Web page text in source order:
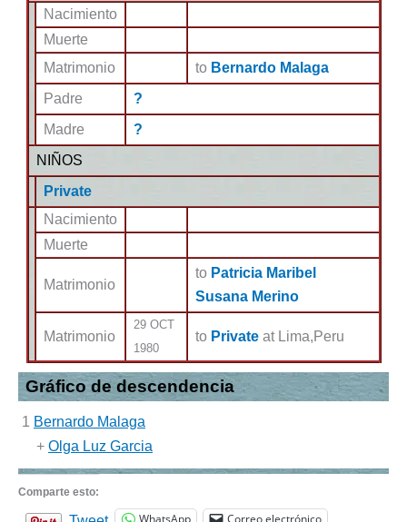
Nacimiento
Muerte
Matrimonio
to Bernardo Malaga
Padre
?
Madre
?
NIÑOS
Private
Nacimiento
Muerte
Matrimonio
to Patricia Maribel
Susana Merino
Matrimonio
29 OCT
1980
to Private at Lima,Peru
Gráfico de descendencia
1 Bernardo Malaga
+ Olga Luz Garcia
Comparte esto:
WhatsApp Correo electrónico